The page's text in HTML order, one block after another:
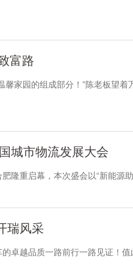
富路
家园的组成部分！”陈老板望着
城市物流发展大会
重启幕，本次盛会以“新能源助
瑞风采
卓越品质一路前行一路见证！